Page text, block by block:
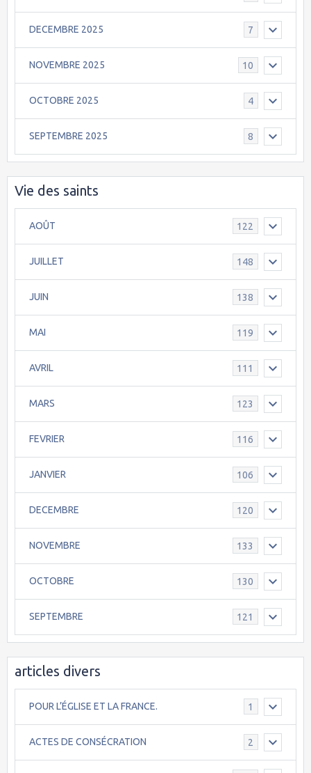
DECEMBRE 2025 7
NOVEMBRE 2025 10
OCTOBRE 2025 4
SEPTEMBRE 2025 8
Vie des saints
AOÛT 122
JUILLET 148
JUIN 138
MAI 119
AVRIL 111
MARS 123
FEVRIER 116
JANVIER 106
DECEMBRE 120
NOVEMBRE 133
OCTOBRE 130
SEPTEMBRE 121
articles divers
POUR L’ÉGLISE ET LA FRANCE. 1
ACTES DE CONSÉCRATION 2